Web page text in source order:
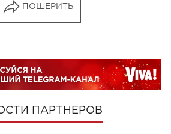
ПОШЕРИТЬ
ПАРТНЕРОВ